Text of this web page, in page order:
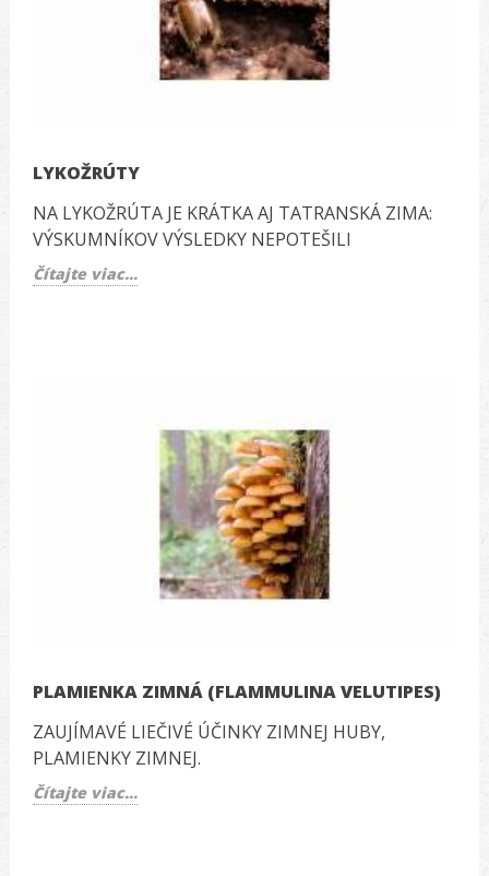
LYKOŽRÚTY
NA LYKOŽRÚTA JE KRÁTKA AJ TATRANSKÁ ZIMA:
VÝSKUMNÍKOV VÝSLEDKY NEPOTEŠILI
Čítajte viac...
PLAMIENKA ZIMNÁ (FLAMMULINA VELUTIPES)
ZAUJÍMAVÉ LIEČIVÉ ÚČINKY ZIMNEJ HUBY,
PLAMIENKY ZIMNEJ.
Čítajte viac...